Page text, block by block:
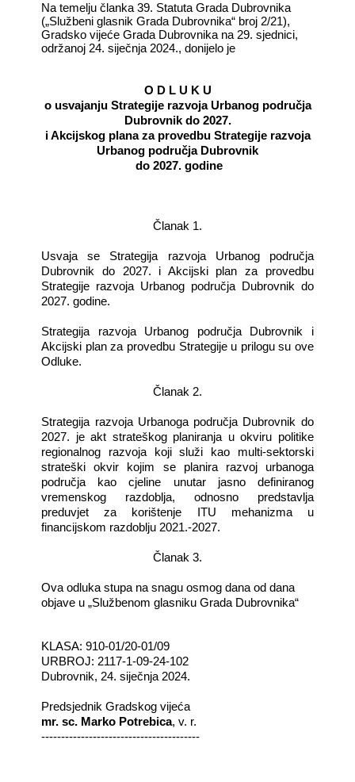
Na temelju članka 39. Statuta Grada Dubrovnika
(„Službeni glasnik Grada Dubrovnika“ broj 2/21),
Gradsko vijeće Grada Dubrovnika na 29. sjednici,
održanoj 24. siječnja 2024., donijelo je
O D L U K U
o usvajanju Strategije razvoja Urbanog područja
Dubrovnik do 2027.
i Akcijskog plana za provedbu Strategije razvoja
Urbanog područja Dubrovnik
do 2027. godine
Članak 1.
Usvaja se Strategija razvoja Urbanog područja
Dubrovnik do 2027. i Akcijski plan za provedbu
Strategije razvoja Urbanog područja Dubrovnik do
2027. godine.
Strategija razvoja Urbanog područja Dubrovnik i
Akcijski plan za provedbu Strategije u prilogu su ove
Odluke.
Članak 2.
Strategija razvoja Urbanoga područja Dubrovnik do
2027. je akt strateškog planiranja u okviru politike
regionalnog razvoja koji služi kao multi-sektorski
strateški okvir kojim se planira razvoj urbanoga
područja kao cjeline unutar jasno definiranog
vremenskog razdoblja, odnosno predstavlja
preduvjet za korištenje ITU mehanizma u
financijskom razdoblju 2021.-2027.
Članak 3.
Ova odluka stupa na snagu osmog dana od dana
objave u „Službenom glasniku Grada Dubrovnika“
KLASA: 910-01/20-01/09
URBROJ: 2117-1-09-24-102
Dubrovnik, 24. siječnja 2024.
Predsjednik Gradskog vijeća
mr. sc. Marko Potrebica, v. r.
----------------------------------------